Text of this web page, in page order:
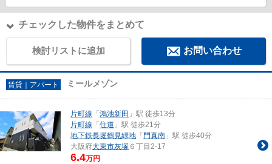
チェックした物件をまとめて
検討リストに追加 お問い合わせ
賃貸｜アパート ミールメゾン
片町線 「 鴻池新田 」駅 徒歩13分
片町線 「 住道 」駅 徒歩21分
地下鉄長堀鶴見緑地 「 門真南 」駅 徒歩40分
大阪府大東市灰塚 ６丁目2-17
6.4万円